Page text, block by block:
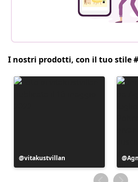
I nostri prodotti, con il tuo stile
Post
pubblicato
vitakustvillan
da